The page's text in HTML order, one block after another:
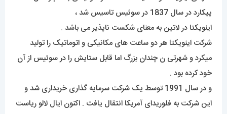
پیکارد در سال 1837 در سوئیس تاسیس شد ،
اینویکتا در لاتین به معنای شکست ناپذیر می باشد .
شرکت اینویکتا هر دو ساعت های مکانیکی و اتوماتیک را تولید
میکرد و شهرتی ن چندان بزرگ اما قابل ستایش را در سوئیس از آن
خود کرده بود .
و در سال 1991 توسط یک شرکت سرمایه گذاری خریداری شد و
این شرکت به فلوریدای آمریکا انتقال یافت . اکنون ایال لالو ریاست